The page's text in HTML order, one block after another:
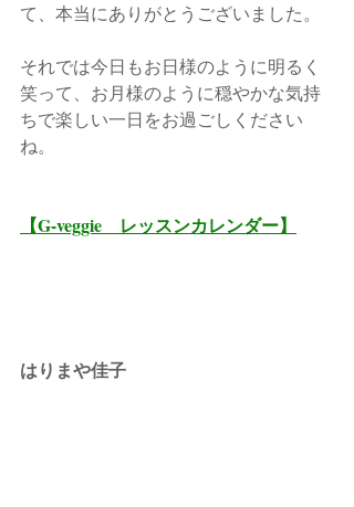
て、本当にありがとうございました。
それでは今日もお日様のように明るく
笑って、お月様のように穏やかな気持
ちで楽しい一日をお過ごしください
ね。
【G-veggie　レッスンカレンダー】
はりまや佳子